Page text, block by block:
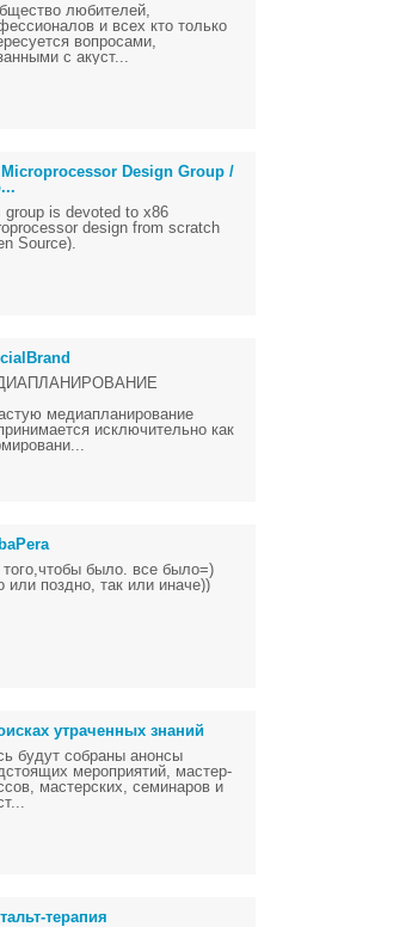
любителей,
и всех кто только
вопросами,
с акуст...
Design Group /
group is devoted to x86
design from scratch
Source).
медиапланирование
исключительно как
было. все было=)
или поздно, так или иначе))
утраченных знаний
будут собраны анонсы
мероприятий, мастер-
мастерских, семинаров и
терапия